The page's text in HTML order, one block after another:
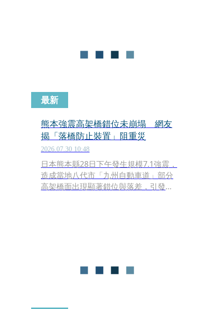
時更將重磅請出竹山包青宮的「包府千
歲」坐鎮，執行極為罕見的「包公夜
最新
熊本強震高架橋錯位未崩塌 網友
揭「落橋防止裝置」阻重災
2026.07.30 10:48
日本熊本縣28日下午發生規模7.1強震，
造成當地八代市「九州自動車道」部分
高架橋面出現顯著錯位與落差，引發各